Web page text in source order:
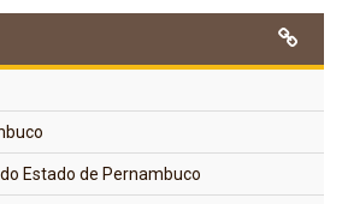
Estado de Pernambuco